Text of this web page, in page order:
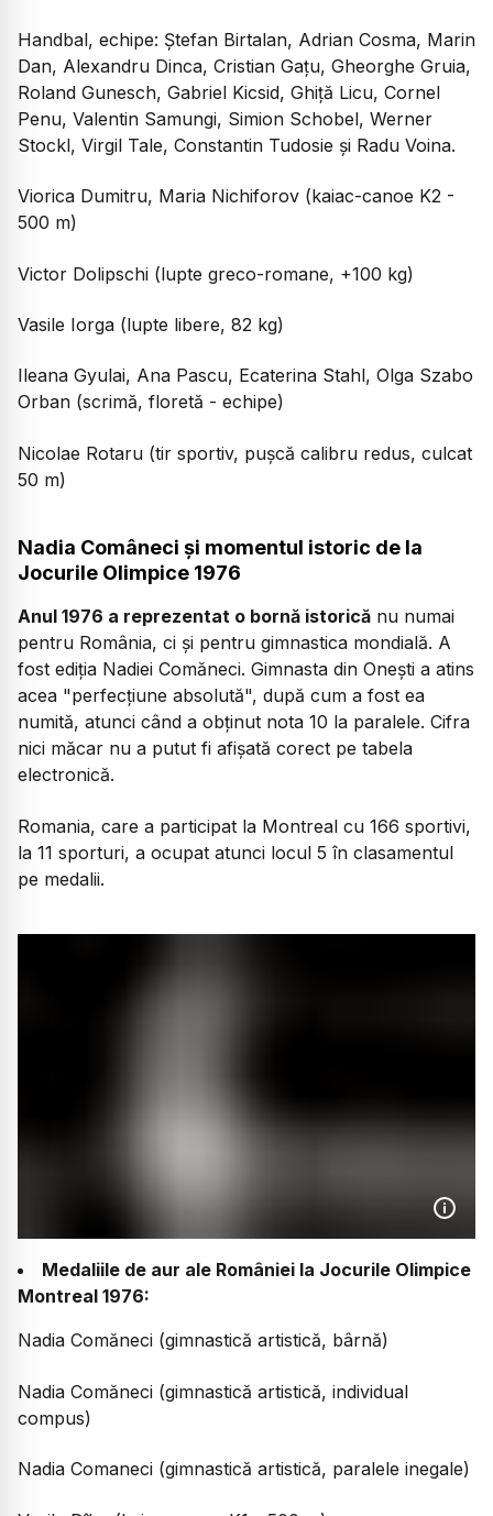
Handbal, echipe: Ștefan Birtalan, Adrian Cosma, Marin
Dan, Alexandru Dinca, Cristian Gațu, Gheorghe Gruia,
Roland Gunesch, Gabriel Kicsid, Ghiță Licu, Cornel
Penu, Valentin Samungi, Simion Schobel, Werner
Stockl, Virgil Tale, Constantin Tudosie și Radu Voina.
Viorica Dumitru, Maria Nichiforov (kaiac-canoe K2 -
500 m)
Victor Dolipschi (lupte greco-romane, +100 kg)
Vasile Iorga (lupte libere, 82 kg)
Ileana Gyulai, Ana Pascu, Ecaterina Stahl, Olga Szabo
Orban (scrimă, floretă - echipe)
Nicolae Rotaru (tir sportiv, pușcă calibru redus, culcat
50 m)
Nadia Comâneci și momentul istoric de la
Jocurile Olimpice 1976
Anul 1976 a reprezentat o bornă istorică nu numai
pentru România, ci și pentru gimnastica mondială. A
fost ediția Nadiei Comăneci. Gimnasta din Onești a atins
acea "perfecțiune absolută", după cum a fost ea
numită, atunci când a obținut nota 10 la paralele. Cifra
nici măcar nu a putut fi afișată corect pe tabela
electronică.
Romania, care a participat la Montreal cu 166 sportivi,
la 11 sporturi, a ocupat atunci locul 5 în clasamentul
pe medalii.
Medaliile de aur ale României la Jocurile Olimpice
Montreal 1976:
Nadia Comăneci (gimnastică artistică, bârnă)
Nadia Comăneci (gimnastică artistică, individual
compus)
Nadia Comaneci (gimnastică artistică, paralele inegale)